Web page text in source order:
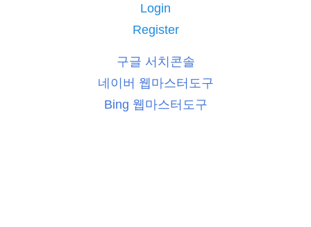
Login
Register
구글 서치콘솔
네이버 웹마스터도구
Bing 웹마스터도구